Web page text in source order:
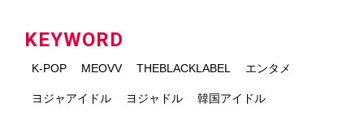
KEYWORD
K-POP MEOVV THEBLACKLABEL エンタメ
ヨジャアイドル ヨジャドル 韓国アイドル